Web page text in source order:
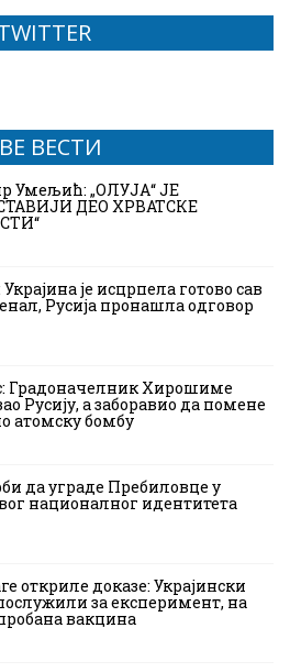
ВЕСТИ
Умељић: „ОЛУЈА“ ЈЕ
ДЕО ХРВАТСКЕ
је исцрпела готово сав
Русија пронашла одговор
Градоначелник Хирошиме
Русију, а заборавио да помене
атомску бомбу
да уграде Пребиловце у
националног идентитета
откриле доказе: Украјински
за експеримент, на
вакцина